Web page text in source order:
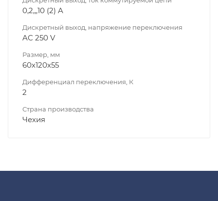
0,2,,,10 (2) A
Дискретный выход, напряжение переключения
AC 250 V
Размер, мм
60х120х55
Дифференциал переключения, К
2
Страна производства
Чехия